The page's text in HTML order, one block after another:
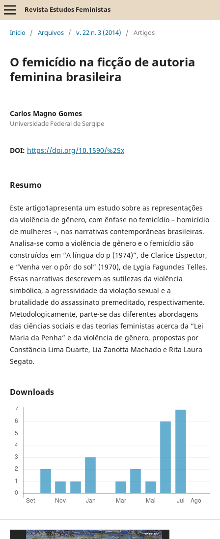
Revista Estudos Feministas
Início / Arquivos / v. 22 n. 3 (2014) / Artigos
O femicídio na ficção de autoria
feminina brasileira
Carlos Magno Gomes
Universidade Federal de Sergipe
DOI: https://doi.org/10.1590/%25x
Resumo
Este artigo1apresenta um estudo sobre as representações
da violência de gênero, com ênfase no femicídio – homicídio
de mulheres –, nas narrativas contemporâneas brasileiras.
Analisa-se como a violência de gênero e o femicídio são
construídos em “A língua do p (1974)”, de Clarice Lispector,
e “Venha ver o pôr do sol” (1970), de Lygia Fagundes Telles.
Essas narrativas descrevem as sutilezas da violência
simbólica, a agressividade da violação sexual e a
brutalidade do assassinato premeditado, respectivamente.
Metodologicamente, parte-se das diferentes abordagens
das ciências sociais e das teorias feministas acerca da “Lei
Maria da Penha” e da violência de gênero, propostas por
Constância Lima Duarte, Lia Zanotta Machado e Rita Laura
Segato.
Downloads